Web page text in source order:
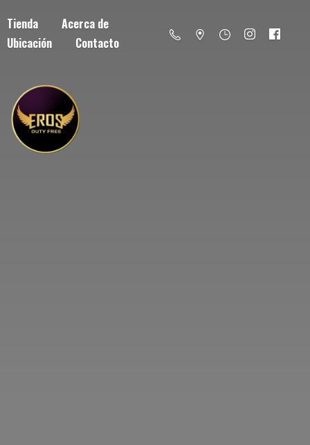
Tienda
Acerca de
Ubicación
Contacto